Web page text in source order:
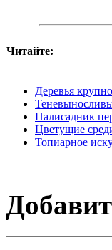
Читайте:
Деревья
Палисадник
Цветущие
Топиарное